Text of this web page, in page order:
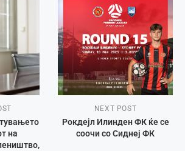
на
NEXT POST
Рокдејл Илинден ФК ќе се
соочи со Сиднеј ФК